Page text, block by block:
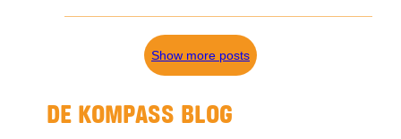
Show more posts
DE KOMPASS BLOG